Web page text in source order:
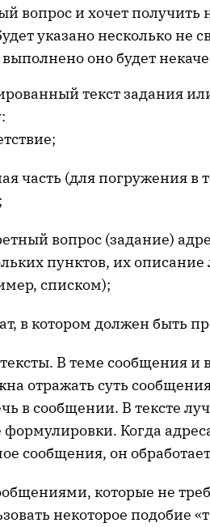
вопрос и хочет получить
указано несколько не
выполнено оно будет
текст задания
часть (для погружения в
вопрос (задание)
пунктов, их
списком);
в котором должен быть
В теме сообщения и
отражать суть
в сообщении. В тексте
Когда
сообщения, он
которые не
некоторое подобие